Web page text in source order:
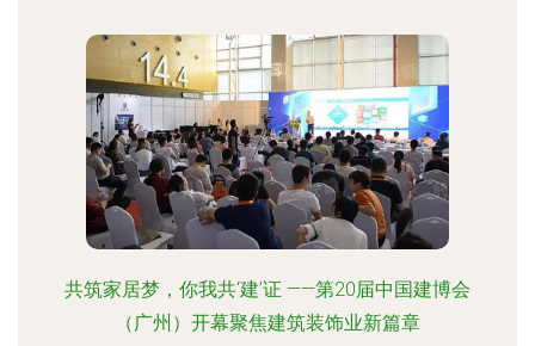
共筑家居梦，你我共‘建’证 ——第20届中国建博会
（广州）开幕聚焦建筑装饰业新篇章